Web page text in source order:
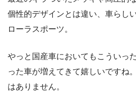
個性的デザインとは違い、車らし
ローラスポーツ。
やっと国産車においてもこういっ
った車が増えてきて嬉しいですね
はありません。